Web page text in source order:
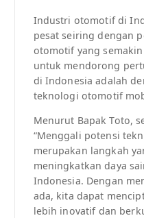
Industri otomotif di
pesat seiring dengan
otomotif yang
untuk mendorong
di Indonesia adalah
teknologi otomotif
Menurut Bapak Toto,
“Menggali potensi
merupakan langkah
meningkatkan daya
Indonesia. Dengan
ada, kita dapat
lebih inovatif dan